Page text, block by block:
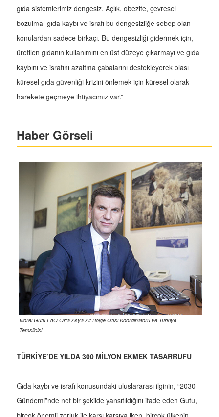
gıda sistemlerimiz dengesiz. Açlık, obezite, çevresel
bozulma, gıda kaybı ve israfı bu dengesizliğe sebep olan
konulardan sadece birkaçı. Bu dengesizliği gidermek için,
üretilen gıdanın kullanımını en üst düzeye çıkarmayı ve gıda
kaybını ve israfını azaltma çabalarını destekleyerek olası
küresel gıda güvenliği krizini önlemek için küresel olarak
harekete geçmeye ihtiyacımız var.”
Haber Görseli
Viorel Gutu FAO Orta Asya Alt Bölge Ofisi Koordinatörü ve Türkiye
Temsilcisi
TÜRKİYE’DE YILDA 300 MİLYON EKMEK TASARRUFU
Gıda kaybı ve israfı konusundaki uluslararası ilginin, “2030
Gündemi”nde net bir şekilde yansıtıldığını ifade eden Gutu,